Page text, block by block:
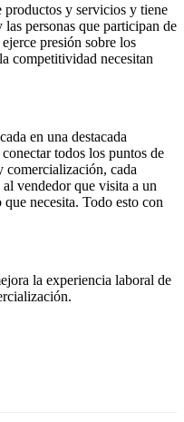
productos y servicios y tiene
personas que participan de
presión sobre los
competitividad necesitan
en una destacada
todos los puntos de
comercialización, cada
vendedor que visita a un
necesita. Todo esto con
la experiencia laboral de